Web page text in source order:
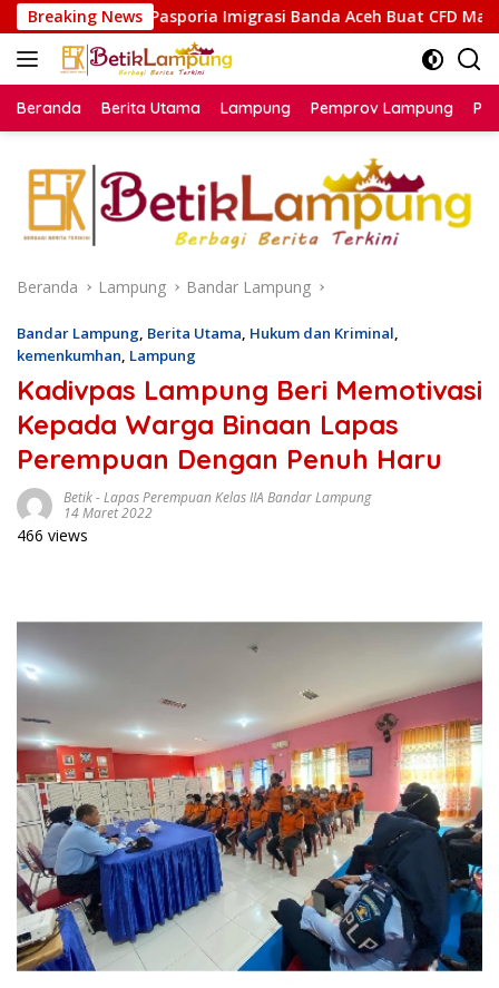
Langsung
ke
konten
Breaking News
Imigrasi Banda Aceh Buat CFD Makin Ceria
Beranda Berita Utama Lampung Pemprov Lampung
Beranda Lampung Bandar Lampung
Bandar Lampung, Berita Utama, Hukum dan Kriminal,
kemenkumhan, Lampung
Kadivpas Lampung Beri Memotivasi
Kepada Warga Binaan Lapas
Perempuan Dengan Penuh Haru
Betik-Lapas Perempuan Kelas IIA Bandar Lampung
14 Maret 2022
466 views